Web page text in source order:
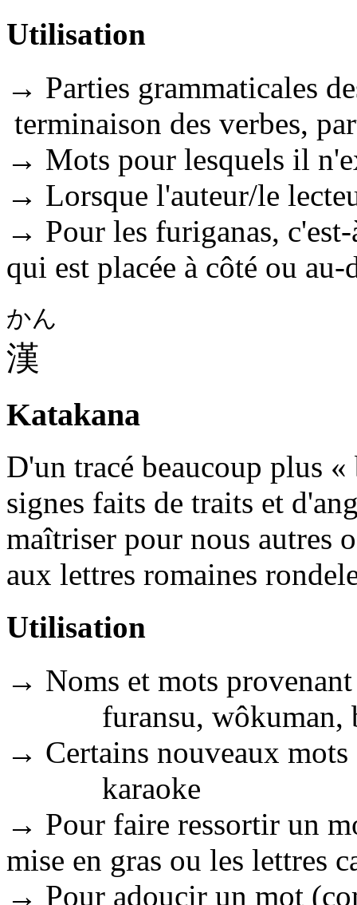
Utilisation
→ Parties grammaticales
terminaison des verbes,
→ Mots pour lesquels il
→ Lorsque l'auteur/le
→ Pour les furiganas,
qui est placée à côté ou au-
かん
漢
Katakana
D'un tracé beaucoup plus
signes faits de traits et
maîtriser pour nous autres
aux lettres romaines
Utilisation
→ Noms et mots
furansu,
→ Certains nouveaux mots
karaoke
→ Pour faire ressortir un
mise en gras ou les lettres
→ Pour adoucir un mot